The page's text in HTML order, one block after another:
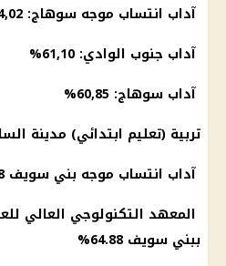
آداب انتساب موجه سوهاج: 64,02%
آداب جنوب الوادي: 61,10%
آداب سوهاج: 60,85%
تربية (تعليم ابتدائي) مدينة السادات
آداب انتساب موجه بني سويف 64.88%
المعهد التكنولوجي العالي
ببني سويف 64.88%